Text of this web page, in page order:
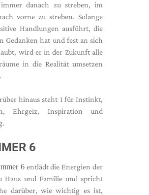
danach zu streben, im
vorne zu streben. Solange
Handlungen ausführt, die
Gedanken hat und fest an sich
wird er in der Zukunft alle
in die Realität umsetzen
hinaus steht 1 für Instinkt,
Ehrgeiz, Inspiration und
6
6entlädt die Energien der
Haus und Familie und spricht
darüber, wie wichtig es ist,